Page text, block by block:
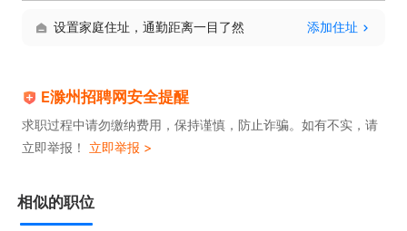
设置家庭住址，通勤距离一目了然 添加住址
E滁州招聘网安全提醒
求职过程中请勿缴纳费用，保持谨慎，防止诈骗。如有不实，请
立即举报！ 立即举报 >
相似的职位